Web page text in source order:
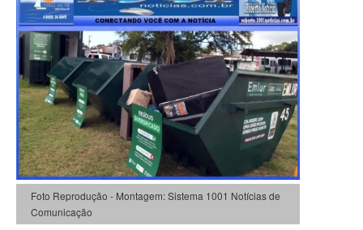
Foto Reprodução - Montagem: Sistema 1001 Notícias de
Comunicação